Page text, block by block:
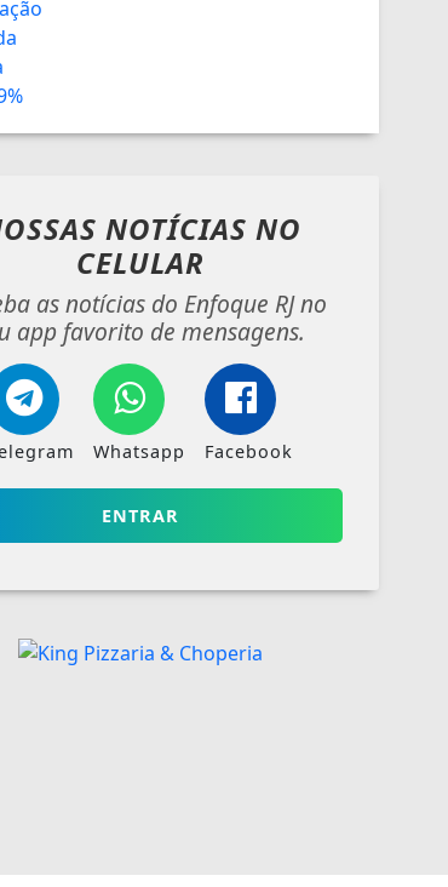
NOTÍCIAS NO
CELULAR
as notícias do Enfoque RJ no
app favorito de mensagens.
Whatsapp Facebook
ENTRAR